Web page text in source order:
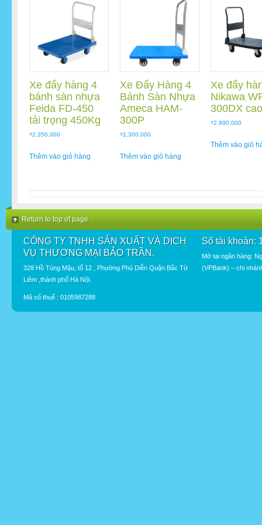
Xe đẩy hàng 4
bánh sàn nhựa
Feida FD-450
tải trọng 450Kg
₫2,350,000
Thêm vào giỏ hàng
Xe Đẩy Hàng 4
Bánh Sàn Nhựa
Ameca HAM-
300P
₫1,300,000
Thêm vào giỏ hàng
Xe đẩy
Nikawa
300DX
₫2,990,000
Thêm vào giỏ
Return to top of page
CÔNG TY TNHH SẢN XUẤT VÀ DỊCH
VỤ THƯƠNG MẠI BẢO TRẦN.
328 Hồ Tùng Mậu, tổ 12 , Phường Phú Diễn Quận Bắc Từ
Liêm ,thành phố Hà Nội.
Mã số thuế : 0105987288
Số tài khoản:
Mở tại ngân hàng:
(VPBank) – chi